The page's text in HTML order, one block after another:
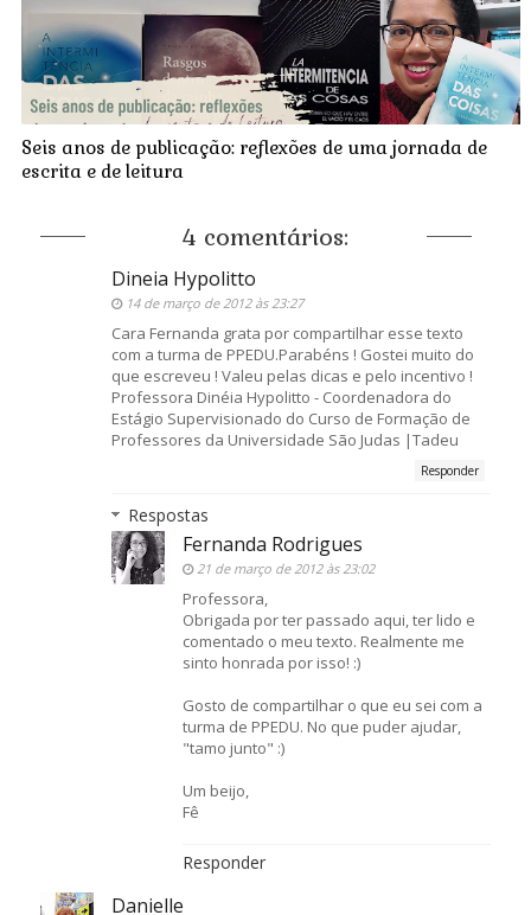
Seis anos de publicação: reflexões de uma jornada de
escrita e de leitura
4 comentários:
Dineia Hypolitto
14 de março de 2012 às 23:27
Cara Fernanda grata por compartilhar esse texto
com a turma de PPEDU.Parabéns ! Gostei muito do
que escreveu ! Valeu pelas dicas e pelo incentivo !
Professora Dinéia Hypolitto - Coordenadora do
Estágio Supervisionado do Curso de Formação de
Professores da Universidade São Judas |Tadeu
Responder
Respostas
Fernanda Rodrigues
21 de março de 2012 às 23:02
Professora,
Obrigada por ter passado aqui, ter lido e
comentado o meu texto. Realmente me
sinto honrada por isso! :)
Gosto de compartilhar o que eu sei com a
turma de PPEDU. No que puder ajudar,
"tamo junto" :)
Um beijo,
Fê
Responder
Danielle